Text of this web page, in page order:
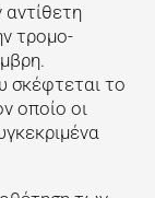
αντίθετη
τρομο-
σκέφτεται το
οποίο οι